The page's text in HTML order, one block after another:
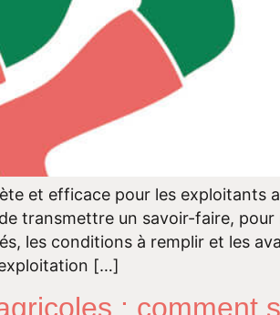
et efficace pour les exploitants
transmettre un savoir-faire, pour
les conditions à remplir et les
[…]
: comment